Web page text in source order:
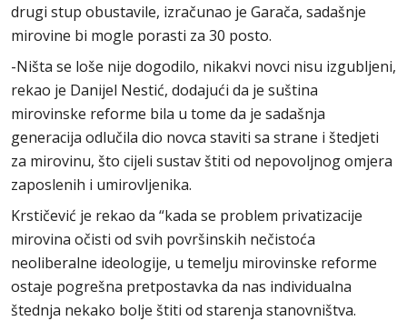
drugi stup obustavile, izračunao je Garača, sadašnje
mirovine bi mogle porasti za 30 posto.
-Ništa se loše nije dogodilo, nikakvi novci nisu izgubljeni,
rekao je Danijel Nestić, dodajući da je suština
mirovinske reforme bila u tome da je sadašnja
generacija odlučila dio novca staviti sa strane i štedjeti
za mirovinu, što cijeli sustav štiti od nepovoljnog omjera
zaposlenih i umirovljenika.
Krstičević je rekao da “kada se problem privatizacije
mirovina očisti od svih površinskih nečistoća
neoliberalne ideologije, u temelju mirovinske reforme
ostaje pogrešna pretpostavka da nas individualna
štednja nekako bolje štiti od starenja stanovništva.